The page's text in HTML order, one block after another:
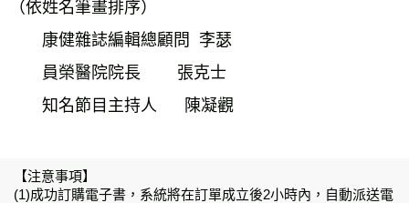
（依姓名筆畫排序）
康健雜誌編輯總顧問  李瑟
員榮醫院院長        張克士
知名節目主持人      陳凝觀
【注意事項】
(1)成功訂購電子書，系統將在訂單成立後2小時內，自動派送電